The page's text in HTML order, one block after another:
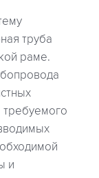
труба
раме.
и